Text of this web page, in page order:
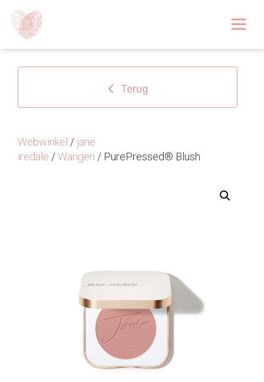
Over
Huidoplossingen
Tarieven 2026
Contact
Terug
Webwinkel / jane
iredale /Wangen / PurePressed® Blush